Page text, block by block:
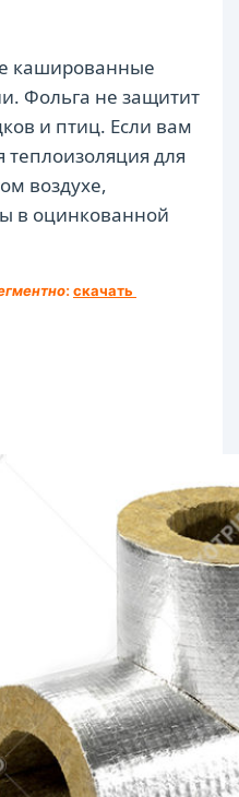
кашированные
Фольга не защитит
и птиц. Если вам
для
воздухе,
в оцинкованной
:скачать